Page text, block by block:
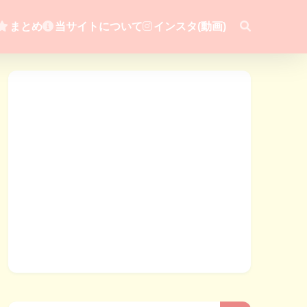
まとめ 当サイトについて インスタ(動画)